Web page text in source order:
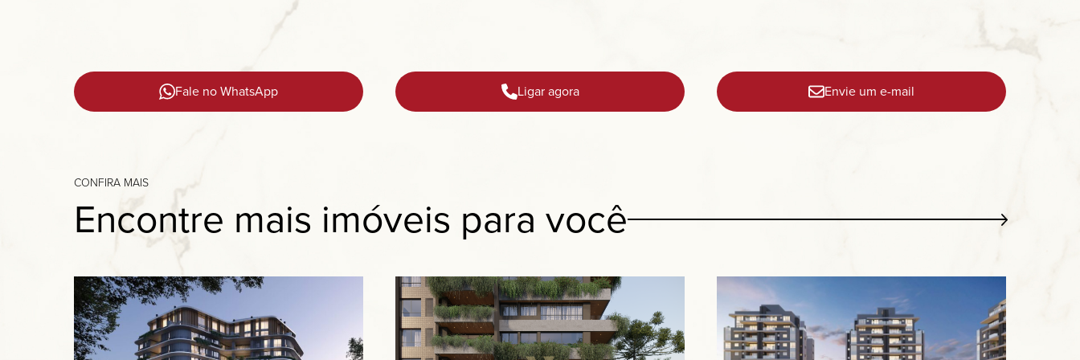
Fale no WhatsApp Ligar agora Envie um e-mail
CONFIRA MAIS
Encontre mais imóveis para você